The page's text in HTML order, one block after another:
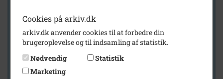
Arkiv
Hvidebæk Lokalhistorisk Arkiv
Cookies på arkiv.dk
arkiv.dk anvender cookies til at forbedre din
brugeroplevelse og til indsamling af statistik.
Nødvendig
Statistik
Marketing